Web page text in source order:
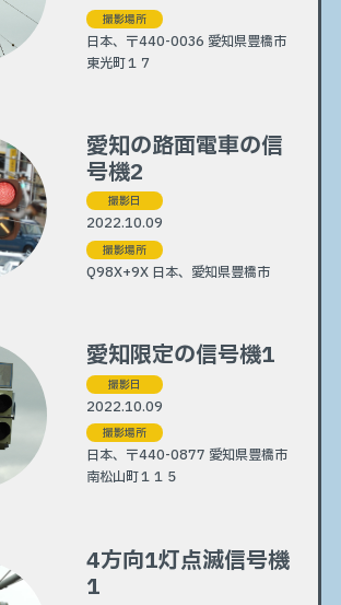
撮影場所
日本、〒440-0036 愛知県豊橋市
東光町１７
愛知の路面電車の信
号機2
撮影日
2022.10.09
撮影場所
Q98X+9X 日本、愛知県豊橋市
愛知限定の信号機1
撮影日
2022.10.09
撮影場所
日本、〒440-0877 愛知県豊橋市
南松山町１１５
4方向1灯点滅信号機
1